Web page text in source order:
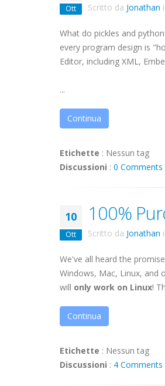
Ott Scritto da Jonathan il
What do pickles and
every program design is
Editor, including XML,
...
Continua
Etichette : Nessun tag
Discussioni : 0 Comments
10
Ott
100%
Scritto da Jonathan il
We've all heard the
Windows, Mac, Linux, and
will only work on Linux!
Continua
Etichette : Nessun tag
Discussioni : 4 Comments